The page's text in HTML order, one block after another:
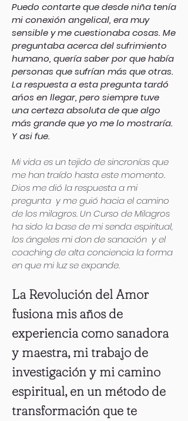
Puedo contarte que desde niña tenía
mi conexión angelical, era muy
sensible y me cuestionaba cosas. Me
preguntaba acerca del sufrimiento
humano, quería saber por que había
personas que sufrían más que otras.
La respuesta a esta pregunta tardó
ańos en llegar, pero siempre tuve
una certeza absoluta de que algo
más grande que yo me lo mostraría.
Y asi fue.
Mi vida es un tejido de sincronías que
me han traído hasta este momento.
Dios me dió la respuesta a mi
pregunta y me guió hacia el camino
de los milagros. Un Curso de Milagros
ha sido la base de mi senda espiritual,
los ángeles mi don de sanación y el
coaching de alta conciencia la forma
en que mi luz se expande.
La Revolución del Amor
fusiona mis años de
experiencia como sanadora
y maestra, mi trabajo de
investigación y mi camino
espiritual, en un método de
transformación que te